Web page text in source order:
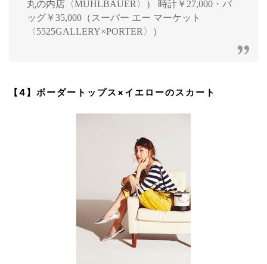
丸の内店〈MUHLBAUER〉） 時計￥27,000・バ
ッグ￥35,000（スーパー エー マーケット
〈5525GALLERY×PORTER〉）
【4】ボーダートップス×イエローのスカート